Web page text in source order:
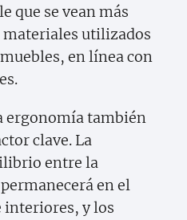
que se vean más
utilizados
en línea con
ergonomía también
clave. La
entre la
en el
interiores, y los